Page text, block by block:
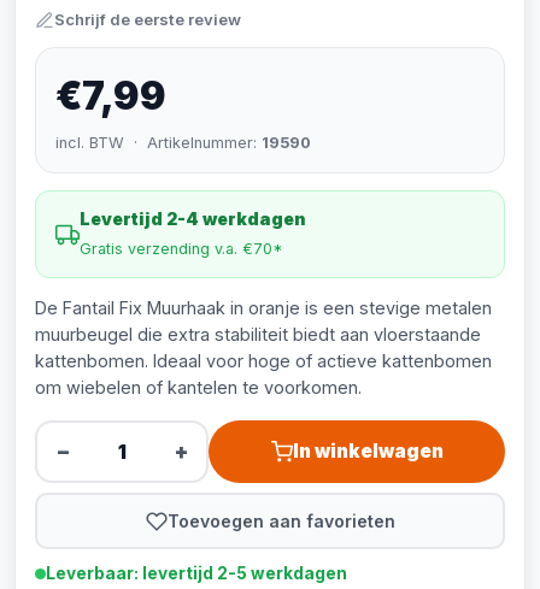
Schrijf de eerste review
€7,99
incl. BTW · Artikelnummer: 19590
Levertijd 2-4 werkdagen
Gratis verzending v.a. €70*
De Fantail Fix Muurhaak in oranje is een stevige metalen
muurbeugel die extra stabiliteit biedt aan vloerstaande
kattenbomen. Ideaal voor hoge of actieve kattenbomen
om wiebelen of kantelen te voorkomen.
− + In winkelwagen
Toevoegen aan favorieten
Leverbaar: levertijd 2-5 werkdagen